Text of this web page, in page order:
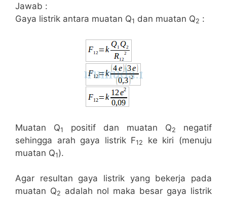
Jawab :
Gaya listrik antara muatan Q1 dan muatan Q2 :
Muatan Q1 positif dan muatan Q2
negatif
sehingga arah gaya listrik F12
ke kiri (menuju
muatan Q1).
Agar resultan gaya listrik yang bekerja pada
muatan Q2
adalah nol maka besar gaya listrik